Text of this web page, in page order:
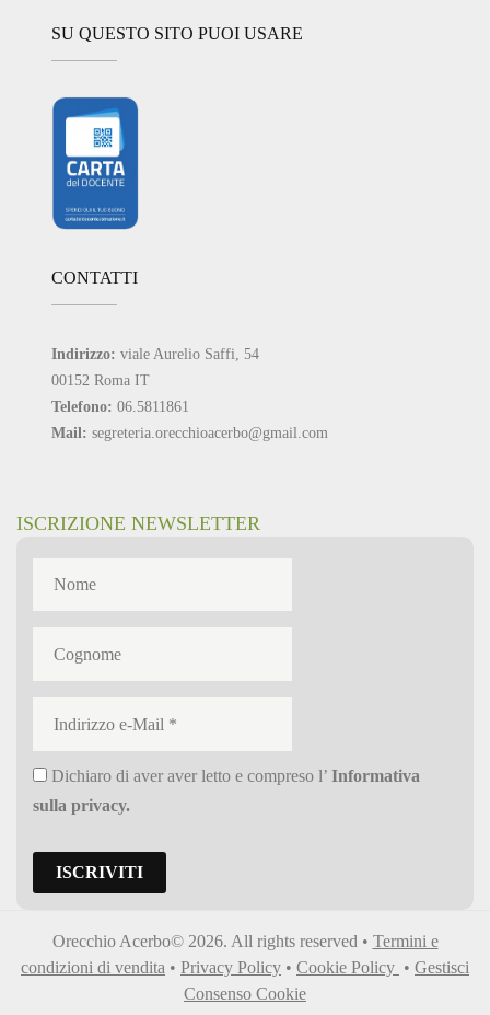
SU QUESTO SITO PUOI USARE
CONTATTI
Indirizzo: viale Aurelio Saffi, 54
00152 Roma IT
Telefono: 06.5811861
Mail: segreteria.orecchioacerbo@gmail.com
ISCRIZIONE NEWSLETTER
Dichiaro di aver aver letto e compreso l’ Informativa
sulla privacy.
Orecchio Acerbo© 2026. All rights reserved • Termini e
condizioni di vendita • Privacy Policy • Cookie Policy • Gestisci
Consenso Cookie